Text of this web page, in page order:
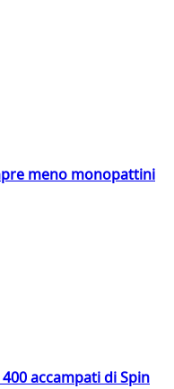
meno monopattini
accampati di Spin